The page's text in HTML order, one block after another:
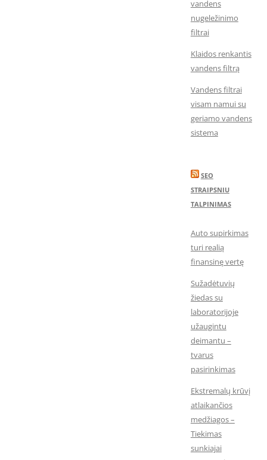
vandens
nugeležinimo
filtrai
Klaidos renkantis
vandens filtrą
Vandens filtrai
visam namui su
geriamo vandens
sistema
SEO
STRAIPSNIU
TALPINIMAS
Auto supirkimas
turi realią
finansinę vertę
Sužadėtuvių
žiedas su
laboratorijoje
užaugintu
deimantu –
tvarus
pasirinkimas
Ekstremalų krūvį
atlaikančios
medžiagos –
Tiekimas
sunkiajai